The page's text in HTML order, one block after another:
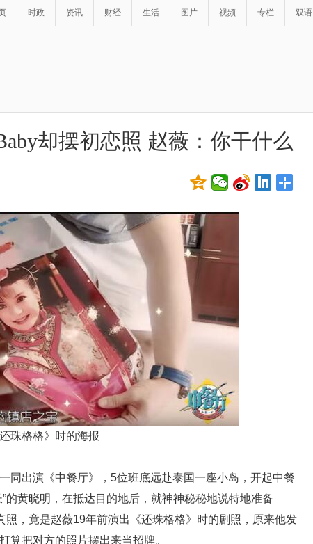
时政 资讯 财经 生活 图片 视频 专栏 双语
却摆初恋照 赵薇：你干什么
格格》时的海报
同出演《中餐厅》，5位班底远赴泰国一座小岛，开起中餐
的黄晓明，在抵达目的地后，就神神秘秘地说特地准备
照，竟是赵薇19年前演出《还珠格格》时的剧照，原来他发
算把对方的照片摆出来当招牌。